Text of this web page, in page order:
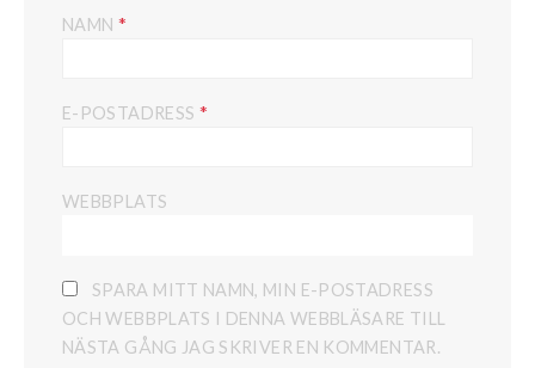
NAMN *
E-POSTADRESS *
WEBBPLATS
SPARA MITT NAMN, MIN E-POSTADRESS
OCH WEBBPLATS I DENNA WEBBLÄSARE TILL
NÄSTA GÅNG JAG SKRIVER EN KOMMENTAR.